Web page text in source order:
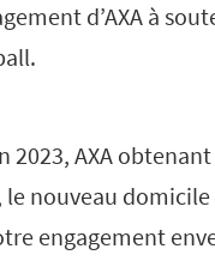
d’AXA à
2023, AXA
nouveau
engagement